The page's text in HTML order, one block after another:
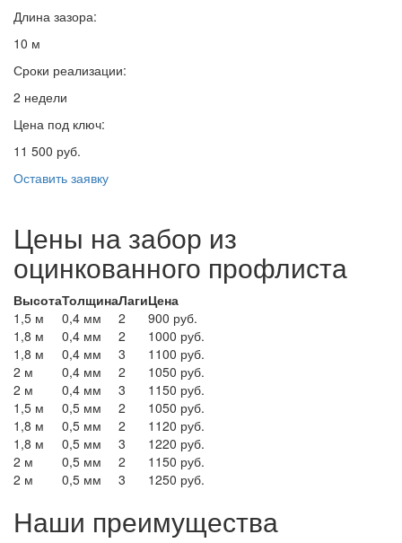
Длина зазора:
10 м
Сроки реализации:
2 недели
Цена под ключ:
11 500 руб.
Оставить заявку
Цены на забор из
оцинкованного профлиста
ВысотаТолщинаЛагиЦена
1,5 м
0,4 мм 2
900 руб.
1,8 м
0,4 мм 2
1000 руб.
1,8 м
0,4 мм 3
1100 руб.
2 м
0,4 мм 2
1050 руб.
2 м
0,4 мм 3
1150 руб.
1,5 м
0,5 мм 2
1050 руб.
1,8 м
0,5 мм 2
1120 руб.
1,8 м
0,5 мм 3
1220 руб.
2 м
0,5 мм 2
1150 руб.
2 м
0,5 мм 3 1250 руб.
Наши преимущества